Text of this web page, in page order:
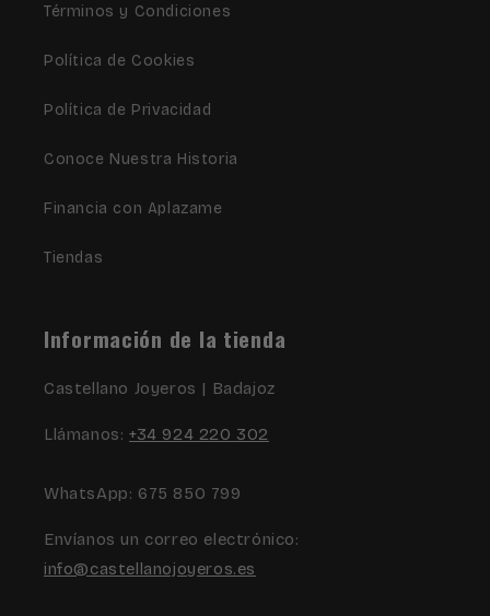
Términos y Condiciones
Política de Cookies
Política de Privacidad
Conoce Nuestra Historia
Financia con Aplazame
Tiendas
Información de la tienda
Castellano Joyeros | Badajoz
Llámanos: +34 924 220 302
WhatsApp: 675 850 799
Envíanos un correo electrónico:
info@castellanojoyeros.es